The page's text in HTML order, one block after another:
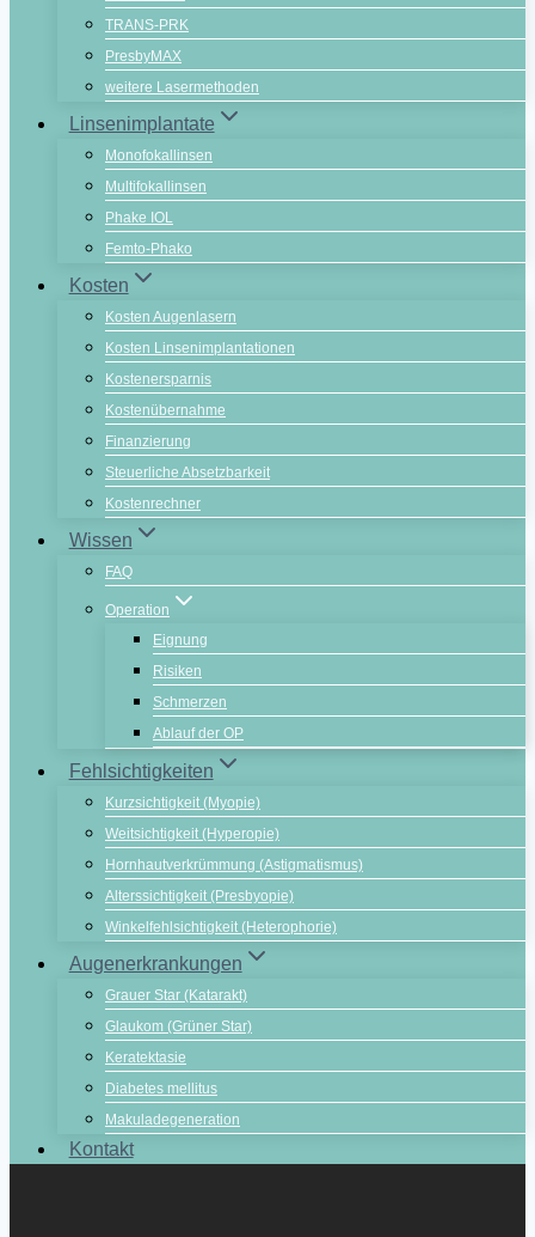
TRANS-PRK
PresbyMAX
weitere Lasermethoden
Linsenimplantate
Monofokallinsen
Multifokallinsen
Phake IOL
Femto-Phako
Kosten
Kosten Augenlasern
Kosten Linsenimplantationen
Kostenersparnis
Kostenübernahme
Finanzierung
Steuerliche Absetzbarkeit
Kostenrechner
Wissen
FAQ
Operation
Eignung
Risiken
Schmerzen
Ablauf der OP
Fehlsichtigkeiten
Kurzsichtigkeit (Myopie)
Weitsichtigkeit (Hyperopie)
Hornhautverkrümmung (Astigmatismus)
Alterssichtigkeit (Presbyopie)
Winkelfehlsichtigkeit (Heterophorie)
Augenerkrankungen
Grauer Star (Katarakt)
Glaukom (Grüner Star)
Keratektasie
Diabetes mellitus
Makuladegeneration
Kontakt